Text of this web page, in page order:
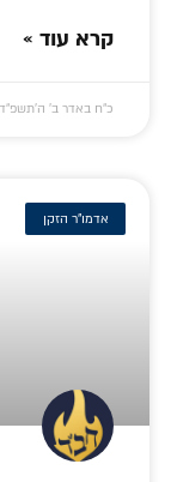
קרא עוד »
כ״ח באדר ב׳ ה׳תשפ״ד
אדמו"ר הזקן